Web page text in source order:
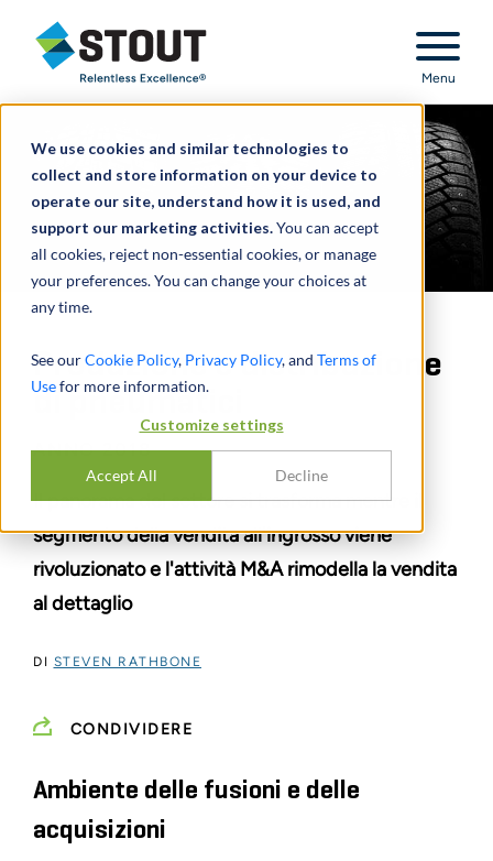
We use cookies and similar technologies to
collect and store information on your device to
operate our site, understand how it is used, and
support our marketing activities.You can accept
all cookies, reject non-essential cookies, or manage
your preferences. You can change your choices at
any time.
See ourCookie Policy, Privacy Policy, and Terms of
Usefor more information.
Customize settings
Accept All Decline
Stout Relentless Excellence
Menu
Produzione e distribuzione
di pneumatici
ANNO 2018
Il panorama del settore si trasforma mentre il
segmento della vendita all'ingrosso viene
rivoluzionato e l'attività M&A rimodella la vendita
al dettaglio
DI STEVEN RATHBONE
CONDIVIDERE
Ambiente delle fusioni e delle
acquisizioni